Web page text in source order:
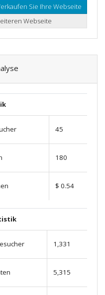
Sie Ihre Webseite
Webseite
45
180
$ 0.54
1,331
5,315